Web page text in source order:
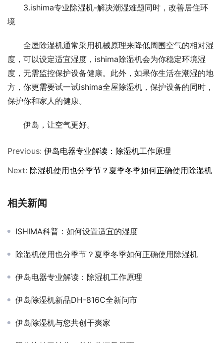
3.ishima专业除湿机-解决潮湿难题同时，改善居住环
境
全屋除湿机通常采用机械原理来降低周围空气的相对湿
度，可以设定适宜湿度，ishima除湿机会为你稳定环境湿
度，无需监控保护设备健康。此外，如果你生活在潮湿的地
方，你更需要试一试ishima全屋除湿机，保护设备的同时，
保护你和家人的健康。
伊岛，让空气更好。
Previous: 伊岛电器专业解读：除湿机工作原理
Next: 除湿机使用也分季节？夏季冬季如何正确使用除湿机
相关新闻
ISHIMA科普：如何设置适宜的湿度
除湿机使用也分季节？夏季冬季如何正确使用除湿机
伊岛电器专业解读：除湿机工作原理
伊岛除湿机新品DH-816C全新问市
伊岛除湿机与您共创干爽家